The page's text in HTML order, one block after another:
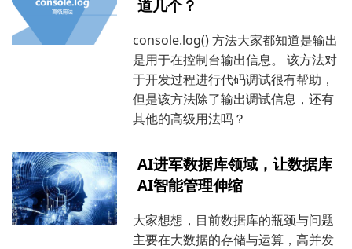
道几个？
console.log() 方法大家都知道是输出
是用于在控制台输出信息。 该方法对
于开发过程进行代码调试很有帮助，
但是该方法除了输出调试信息，还有
其他的高级用法吗？
AI进军数据库领域，让数据库
AI智能管理伸缩
大家想想，目前数据库的瓶颈与问题
主要在大数据的存储与运算，高并发